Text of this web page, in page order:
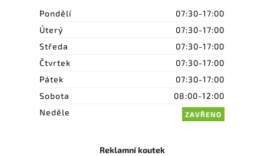
Pondělí
07:30-17:00
Úterý
07:30-17:00
Středa
07:30-17:00
Čtvrtek
07:30-17:00
Pátek
07:30-17:00
Sobota
08:00-12:00
Neděle
ZAVŘENO
Reklamní koutek